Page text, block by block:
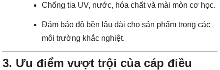
Chống tia UV, nước, hóa chất và mài mòn cơ học.
Đảm bảo độ bền lâu dài cho sản phẩm trong các
môi trường khắc nghiệt.
3. Ưu điểm vượt trội của cáp điều